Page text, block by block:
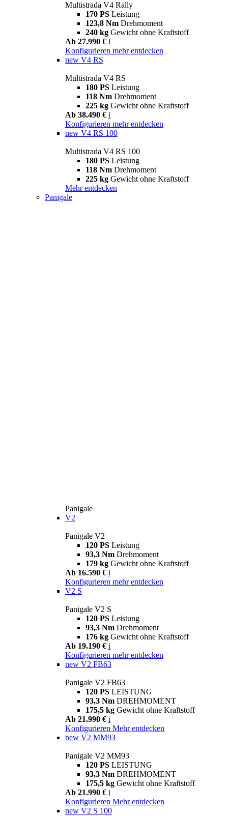
Multistrada V4 Rally
170 PS Leistung
123,8 Nm Drehmoment
240 kg Gewicht ohne Kraftstoff
Ab 27.990 € i
Konfigurieren mehr entdecken
new V4 RS
Multistrada V4 RS
180 PS Leistung
118 Nm Drehmoment
225 kg Gewicht ohne Kraftstoff
Ab 38.490 € i
Konfigurieren mehr entdecken
new V4 RS 100
Multistrada V4 RS 100
180 PS Leistung
118 Nm Drehmoment
225 kg Gewicht ohne Kraftstoff
Mehr entdecken
Panigale
Panigale
V2
Panigale V2
120 PS Leistung
93,3 Nm Drehmoment
179 kg Gewicht ohne Kraftstoff
Ab 16.590 € i
Konfigurieren mehr entdecken
V2 S
Panigale V2 S
120 PS Leistung
93,3 Nm Drehmoment
176 kg Gewicht ohne Kraftstoff
Ab 19.190 € i
Konfigurieren mehr entdecken
new V2 FB63
Panigale V2 FB63
120 PS LEISTUNG
93,3 Nm DREHMOMENT
175,5 kg Gewicht ohne Kraftstoff
Ab 21.990 € i
Konfigurieren Mehr entdecken
new V2 MM93
Panigale V2 MM93
120 PS LEISTUNG
93,3 Nm DREHMOMENT
175,5 kg Gewicht ohne Kraftstoff
Ab 21.990 € i
Konfigurieren Mehr entdecken
new V2 S 100